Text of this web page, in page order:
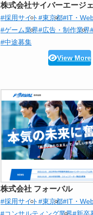
株式会社サイバーエージ
#採用サイト#東京都#IT・
#ゲーム業界#広告・制作業界
#中途募集
View More
株式会社 フォーバル
#採用サイト#東京都#IT・
#コンサルティング業界#新卒